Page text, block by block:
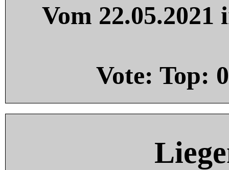
Vom
Vote: Top: 0